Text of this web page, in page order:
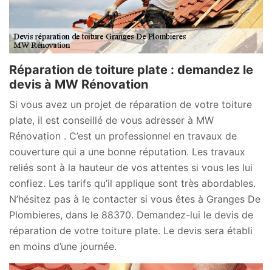
Réparation de toiture plate : demandez le
devis à MW Rénovation
Si vous avez un projet de réparation de votre toiture
plate, il est conseillé de vous adresser à MW
Rénovation . C’est un professionnel en travaux de
couverture qui a une bonne réputation. Les travaux
reliés sont à la hauteur de vos attentes si vous les lui
confiez. Les tarifs qu’il applique sont très abordables.
N’hésitez pas à le contacter si vous êtes à Granges De
Plombieres, dans le 88370. Demandez-lui le devis de
réparation de votre toiture plate. Le devis sera établi
en moins d’une journée.